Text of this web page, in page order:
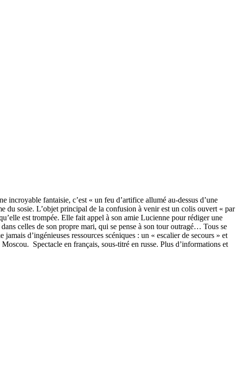
fantaisie, c’est « un feu d’artifice allumé au-dessus d’une
du sosie. L’objet principal de la confusion à venir est un colis ouvert « par
est trompée. Elle fait appel à son amie Lucienne pour rédiger une
celles de son propre mari, qui se pense à son tour outragé… Tous se
d’ingénieuses ressources scéniques : un « escalier de secours » et
Spectacle en français, sous-titré en russe. Plus d’informations et